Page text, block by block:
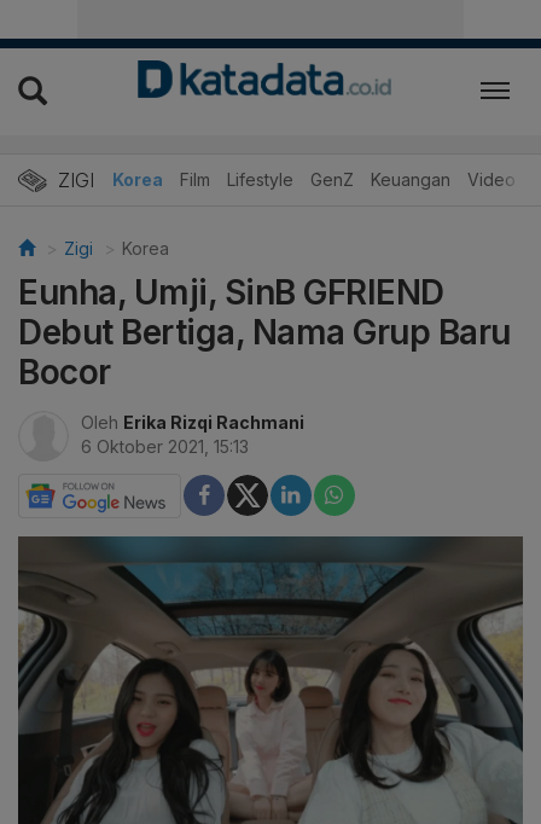
ZIGI
Hits Korea Film Lifestyle GenZ Keuangan Video
Zigi Korea
Eunha, Umji, SinB GFRIEND
Debut Bertiga, Nama Grup Baru
Bocor
Oleh Erika Rizqi Rachmani
6 Oktober 2021, 15:13